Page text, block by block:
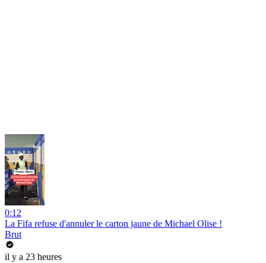
0:12
La Fifa refuse d'annuler le carton jaune de Michael Olise !
Brut
il y a 23 heures